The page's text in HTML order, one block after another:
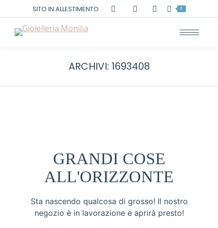
SITO IN ALLESTIMENTO Cerca: 0
ARCHIVI: 1693408
GRANDI COSE
ALL'ORIZZONTE
Sta nascendo qualcosa di grosso! Il nostro
negozio è in lavorazione e aprirà presto!